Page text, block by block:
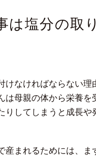
は塩分の取
けなければならない
は母親の体から栄養
りしてしまうと成長
産まれるためには、